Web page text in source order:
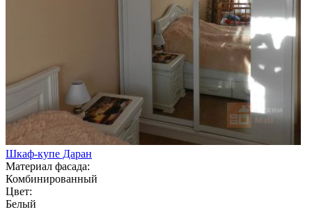
Шкаф-купе Даран
Материал фасада:
Комбинированный
Цвет:
Белый